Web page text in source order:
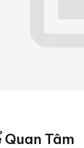
Quan Tâm